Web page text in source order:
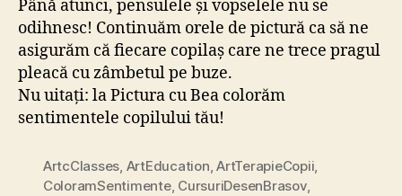
Până atunci, pensulele și vopselele nu se
odihnesc! Continuăm orele de pictură ca să ne
asigurăm că fiecare copilaș care ne trece pragul
pleacă cu zâmbetul pe buze.
Nu uitați: la Pictura cu Bea colorăm
sentimentele copilului tău!
ArtcClasses, ArtEducation,ArtTerapieCopii,
ColoramSentimente, CursuriDesenBrasov,